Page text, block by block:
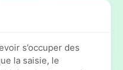
s’occuper des
la saisie, le